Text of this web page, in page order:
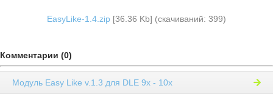
EasyLike-1.4.zip [36.36 Kb] (cкачиваний: 399)
Комментарии (0)
Модуль Easy Like v.1.3 для DLE 9х - 10х